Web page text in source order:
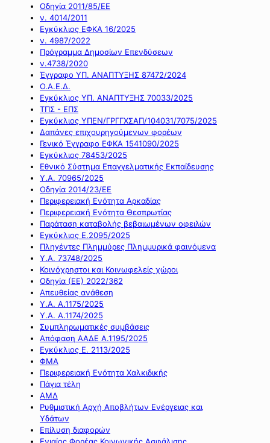
Οδηγία 2011/85/ΕΕ
ν. 4014/2011
Εγκύκλιος ΕΦΚΑ 16/2025
ν. 4987/2022
Πρόγραμμα Δημοσίων Επενδύσεων
ν.4738/2020
Έγγραφο ΥΠ. ΑΝΑΠΤΥΞΗΣ 87472/2024
Ο.Α.Ε.Δ.
Εγκύκλιος ΥΠ. ΑΝΑΠΤΥΞΗΣ 70033/2025
ΤΠΣ - ΕΠΣ
Εγκύκλιος ΥΠΕΝ/ΓΡΓΓΧΣΑΠ/104031/7075/2025
Δαπάνες επιχουρηγούμενων φορέων
Γενικό Έγγραφο ΕΦΚΑ 1541090/2025
Εγκύκλιος 78453/2025
Εθνικό Σύστημα Επαγγελματικής Εκπαίδευσης
Υ.Α. 70965/2025
Οδηγία 2014/23/ΕΕ
Περιφερειακή Ενότητα Αρκαδίας
Περιφερειακή Ενότητα Θεσπρωτίας
Παράταση καταβολής βεβαιωμένων οφειλών
Εγκύκλιος Ε.2095/2025
Πληγέντες Πλημμύρες Πλημμυρικά φαινόμενα
Υ.Α. 73748/2025
Κοινόχρηστοι και Κοινωφελείς χώροι
Οδηγία (ΕΕ) 2022/362
Απευθείας ανάθεση
Υ.Α. Α.1175/2025
Υ.Α. Α.1174/2025
Συμπληρωματικές συμβάσεις
Απόφαση ΑΑΔΕ Α.1195/2025
Εγκύκλιος Ε. 2113/2025
ΦΜΑ
Περιφερειακή Ενότητα Χαλκιδικής
Πάγια τέλη
ΑΜΔ
Ρυθμιστική Αρχή Αποβλήτων Ενέργειας και
Υδάτων
Επίλυση διαφορών